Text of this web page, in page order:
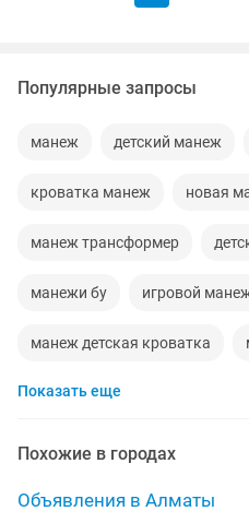
Популярные запросы
манеж детский манеж
кроватка манеж новая
манеж трансформер
манежи бу игровой
манеж детская кроватка
манеж для детей
манежку манеж овальный
Показать еще
Похожие в городах
Объявления в Алматы